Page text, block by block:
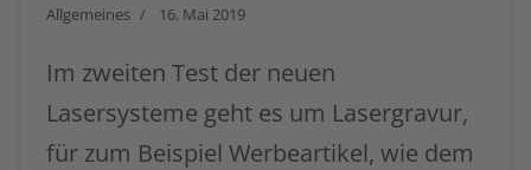
Allgemeines 16. Mai 2019
Im zweiten Test der neuen
Lasersysteme geht es um Lasergravur,
für zum Beispiel Werbeartikel, wie dem